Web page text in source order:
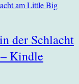
der Schlacht
Kindle